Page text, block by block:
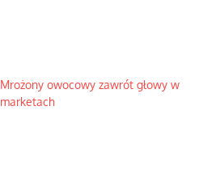
Mrożony owocowy zawrót głowy w
marketach